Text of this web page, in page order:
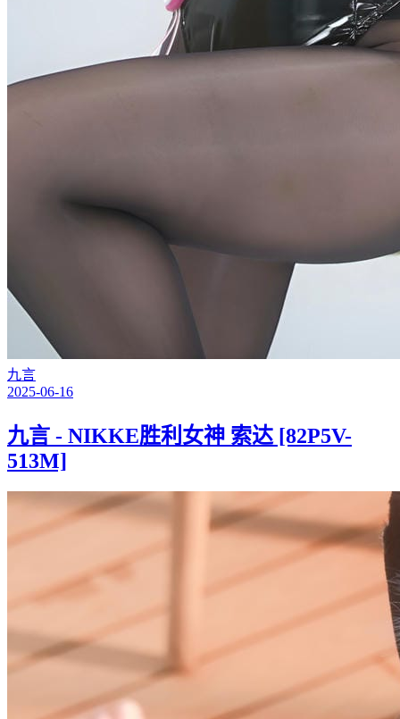
九言
2025-06-16
九言 - NIKKE胜利女神 索达 [82P5V-
513M]